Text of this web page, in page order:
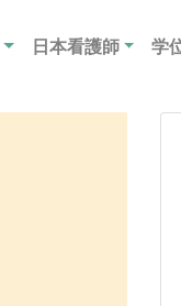
日本看護師 学